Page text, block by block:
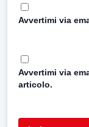
Avvertimi via
Avvertimi via
articolo.